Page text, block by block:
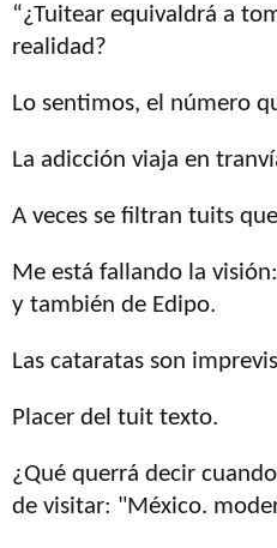
“¿Tuitear equivaldrá a
realidad?
Lo sentimos, el número
La adicción viaja en
A veces se filtran tuits
Me está fallando la
y también de Edipo.
Las cataratas son
Placer del tuit texto.
¿Qué querrá decir
de visitar: "México.